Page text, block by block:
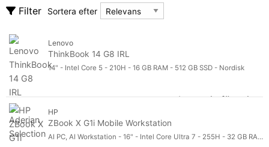
Bärbara datorer
Apple
Lenovo 287
Microsoft
Visa fler
Typ av processor
Typ av processor
Core Ultra 5
Core Ultra 7 212
Filter Sortera efter
Sortera efter
Lenovo
ThinkBook 14 G8 IRL
14" - Intel Core 5 - 210H - 16 GB RAM - 512 GB SSD - Nordisk
Logga in för pris
HP
ZBook X G1i Mobile Workstation
AI PC, AI Workstation - 16" - Intel Core Ultra 7 - 255H - 32 GB RAM - 1 TB SSD - hela norden